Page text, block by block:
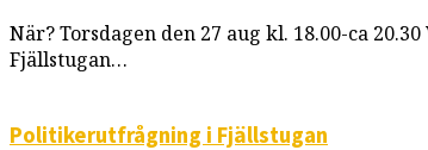
När? Torsdagen den 27 aug kl. 18.00-ca
Fjällstugan…
Politikerutfrågning i Fjällstugan